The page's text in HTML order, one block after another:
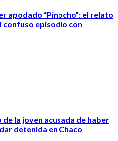
apodado “Pinocho”: el relato
confuso episodio con
la joven acusada de haber
detenida en Chaco